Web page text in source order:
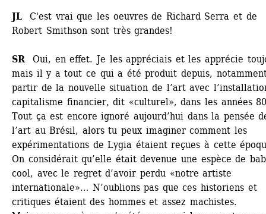
JL
C'est vrai que les oeuvres de Richard Serra et de
Robert Smithson sont très grandes!
SR Oui, en effet. Je les appréciais et les apprécie
mais il y a tout ce qui a été produit depuis,
partir de la nouvelle situation de l’art avec
capitalisme financier, dit «culturel», dans les années
Tout ça est encore ignoré aujourd’hui dans la pensée
l’art au Brésil, alors tu peux imaginer comment les
expérimentations de Lygia étaient reçues à cette
On considérait qu’elle était devenue une espèce de
cool, avec le regret d’avoir perdu «notre artiste
internationale»… N’oublions pas que ces historiens et
critiques étaient des hommes et assez machistes.